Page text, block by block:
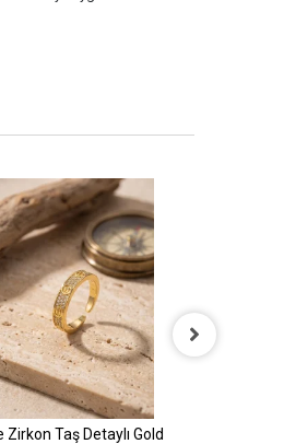
Zirkon Taş Detaylı Gold